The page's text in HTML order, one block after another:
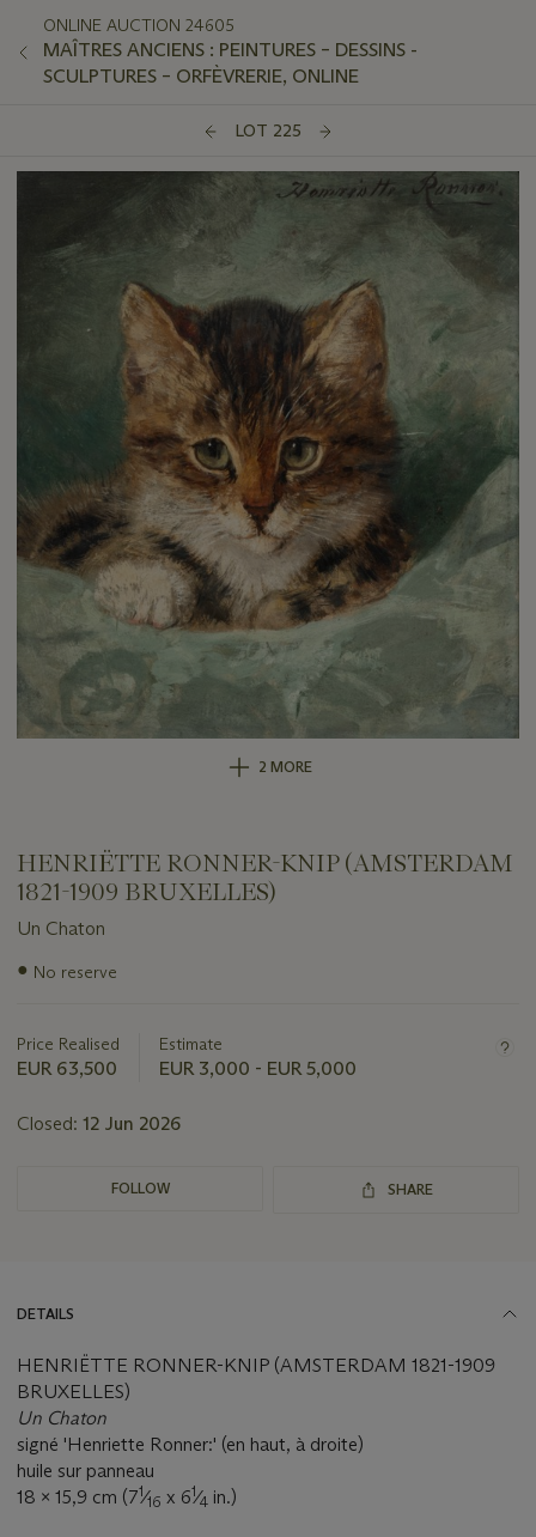
ONLINE AUCTION 24605
MAÎTRES ANCIENS : PEINTURES – DESSINS -
SCULPTURES – ORFÈVRERIE, ONLINE
LOT 225
2 MORE
HENRIËTTE RONNER-KNIP (AMSTERDAM
1821-1909 BRUXELLES)
Un Chaton
Important
lot
● No reserve
Price Realised
EUR 63,500
Estimate
EUR 3,000 - EUR 5,000
Closed: 12 Jun 2026
FOLLOW SHARE
DETAILS
HENRIËTTE RONNER-KNIP (AMSTERDAM 1821-1909
BRUXELLES)
Un Chaton
signé 'Henriette Ronner:' (en haut, à droite)
huile sur panneau
18 x 15,9 cm (71⁄16 x 61⁄4 in.)